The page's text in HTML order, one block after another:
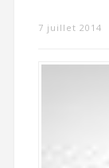
7 juillet 2014